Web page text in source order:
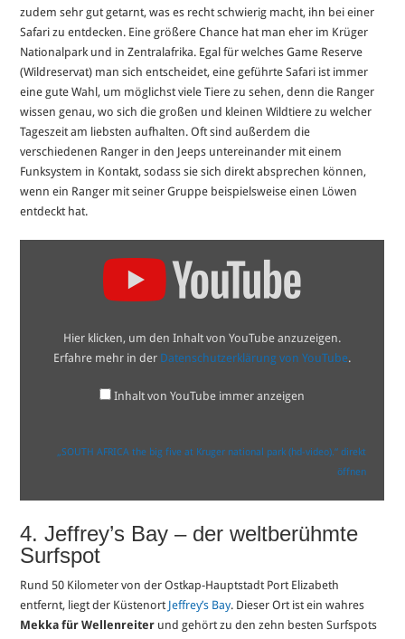
zudem sehr gut getarnt, was es recht schwierig macht, ihn bei einer
Safari zu entdecken. Eine größere Chance hat man eher im Krüger
Nationalpark und in Zentralafrika. Egal für welches Game Reserve
(Wildreservat) man sich entscheidet, eine geführte Safari ist immer
eine gute Wahl, um möglichst viele Tiere zu sehen, denn die Ranger
wissen genau, wo sich die großen und kleinen Wildtiere zu welcher
Tageszeit am liebsten aufhalten. Oft sind außerdem die
verschiedenen Ranger in den Jeeps untereinander mit einem
Funksystem in Kontakt, sodass sie sich direkt absprechen können,
wenn ein Ranger mit seiner Gruppe beispielsweise einen Löwen
entdeckt hat.
Hier klicken, um den Inhalt von YouTube anzuzeigen.
Erfahre mehr in der Datenschutzerklärung von YouTube.
Inhalt von YouTube immer anzeigen
„SOUTH AFRICA the big five at Kruger national park (hd-video).“ direkt
öffnen
4. Jeffrey’s Bay – der weltberühmte
Surfspot
Rund 50 Kilometer von der Ostkap-Hauptstadt Port Elizabeth
entfernt, liegt der Küstenort Jeffrey’s Bay. Dieser Ort ist ein wahres
Mekka für Wellenreiter und gehört zu den zehn besten Surfspots